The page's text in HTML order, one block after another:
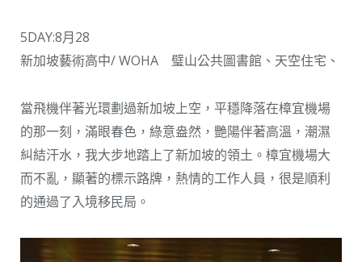
5DAY:8月28
新加坡藝術高中/ WOHA 璧山公共圖書館、天空住宅、
當飛機伴著光環劃過新加坡上空，平穩降落在樟宜機場
的那一刻，滿眼春色，綠意盎然，艷陽伴著高溫，潮濕
糾結汗水，我大步地踏上了新加坡的領土。樟宜機場大
而不亂，顯著的標示路牌，熱情的工作人員，很是順利
的通過了入境移民局。